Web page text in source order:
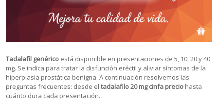
Tadalafil genérico está disponible en presentaciones de 5, 10, 20 y 40
mg. Se indica para tratar la disfunción eréctil y aliviar síntomas de la
hiperplasia prostática benigna. A continuación resolvemos las
preguntas frecuentes: desde eltadalafilo 20 mg cinfa precio hasta
cuánto dura cada presentación.